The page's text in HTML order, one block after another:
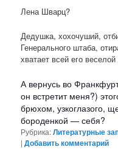
Лена Шварц?
Дедушка, хохочуший,
Генерального штаба,
хватает всей его
А вернусь во
он встретит меня?)
брюхом, узкоглазого,
бороденкой — себя?
Рубрика:Литературные
|Добавить комментарий